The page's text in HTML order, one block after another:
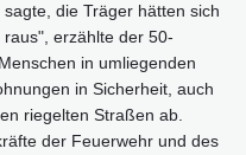
die Träger hätten sich
erzählte der 50-
in umliegenden
in Sicherheit, auch
riegelten Straßen ab.
der Feuerwehr und des